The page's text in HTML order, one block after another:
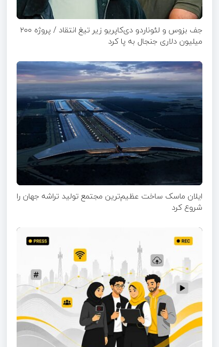
جف بزوس و لئوناردو دی‌کاپریو زیر تیغ انتقاد / پروژه ۲۰۰
میلیون دلاری جنجال به پا کرد
ایلان ماسک ساخت عظیم‌ترین مجتمع تولید تراشه جهان را
شروع کرد